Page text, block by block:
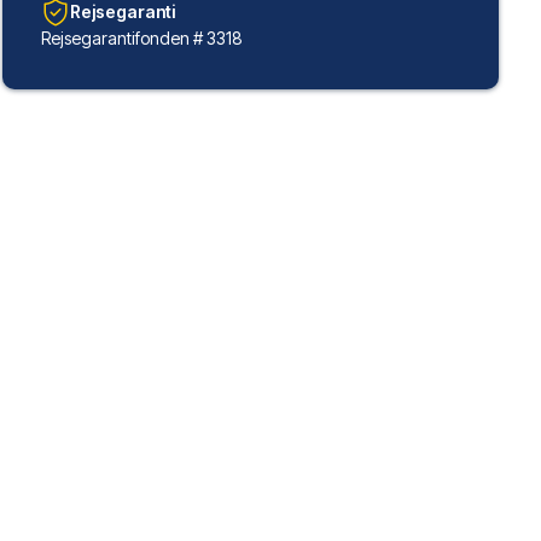
Rejsegaranti
Rejsegarantifonden # 3318